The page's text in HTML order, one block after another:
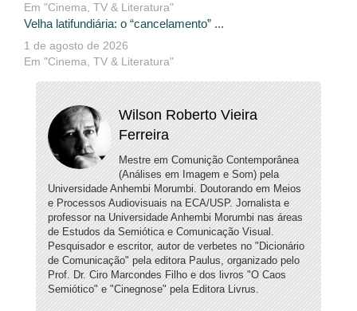
Em "Cinema, TV & Literatura"
Velha latifundiária: o “cancelamento” ...
1 de agosto de 2026
Em "Cinema, TV & Literatura"
Wilson Roberto Vieira
Ferreira
Mestre em Comunição Contemporânea
(Análises em Imagem e Som) pela
Universidade Anhembi Morumbi. Doutorando em Meios
e Processos Audiovisuais na ECA/USP. Jornalista e
professor na Universidade Anhembi Morumbi nas áreas
de Estudos da Semiótica e Comunicação Visual.
Pesquisador e escritor, autor de verbetes no "Dicionário
de Comunicação" pela editora Paulus, organizado pelo
Prof. Dr. Ciro Marcondes Filho e dos livros "O Caos
Semiótico" e "Cinegnose" pela Editora Livrus.